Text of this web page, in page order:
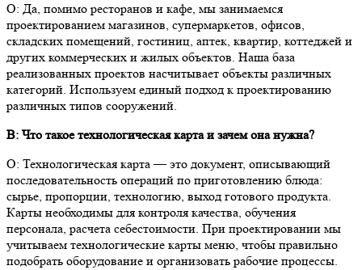
О: Да, помимо ресторанов и кафе, мы занимаемся
проектированием магазинов, супермаркетов, офисов,
складских помещений, гостиниц, аптек, квартир, коттеджей и
других коммерческих и жилых объектов. Наша база
реализованных проектов насчитывает объекты различных
категорий. Используем единый подход к проектированию
различных типов сооружений.
В: Что такое технологическая карта и зачем она нужна?
О: Технологическая карта — это документ, описывающий
последовательность операций по приготовлению блюда:
сырье, пропорции, технологию, выход готового продукта.
Карты необходимы для контроля качества, обучения
персонала, расчета себестоимости. При проектировании мы
учитываем технологические карты меню, чтобы правильно
подобрать оборудование и организовать рабочие процессы.